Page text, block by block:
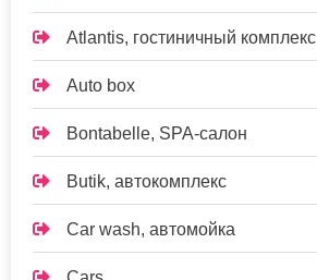
Atlantis, гостиничный комплекс
Auto box
Bontabelle, SPA-салон
Butik, автокомплекс
Car wash, автомойка